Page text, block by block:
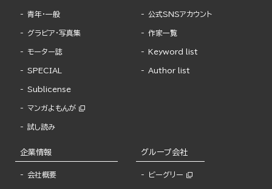
青年・一般
グラビア・写真集
モーター誌
SPECIAL
Sublicense
マンガよもんが
試し読み
公式SNSアカウント
作家一覧
Keyword list
Author list
企業情報
会社概要
グループ会社
ビーグリー